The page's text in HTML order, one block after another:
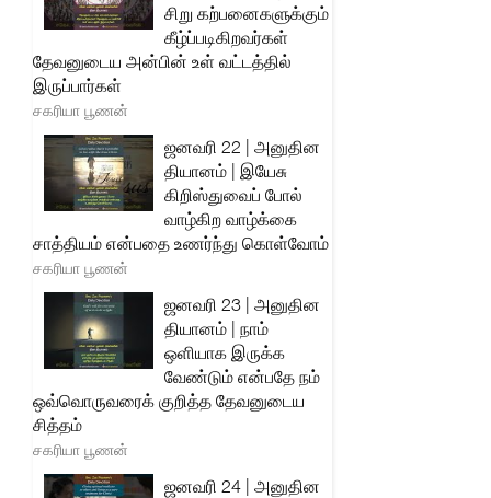
சிறு கற்பனைகளுக்கும்
கீழ்ப்படிகிறவர்கள்
தேவனுடைய அன்பின் உள் வட்டத்தில்
இருப்பார்கள்
சகரியா பூணன்
ஜனவரி 22 | அனுதின
தியானம் | இயேசு
கிறிஸ்துவைப் போல்
வாழ்கிற வாழ்க்கை
சாத்தியம் என்பதை உணர்ந்து கொள்வோம்
சகரியா பூணன்
ஜனவரி 23 | அனுதின
தியானம் | நாம்
ஒளியாக இருக்க
வேண்டும் என்பதே நம்
ஒவ்வொருவரைக் குறித்த தேவனுடைய
சித்தம்
சகரியா பூணன்
ஜனவரி 24 | அனுதின